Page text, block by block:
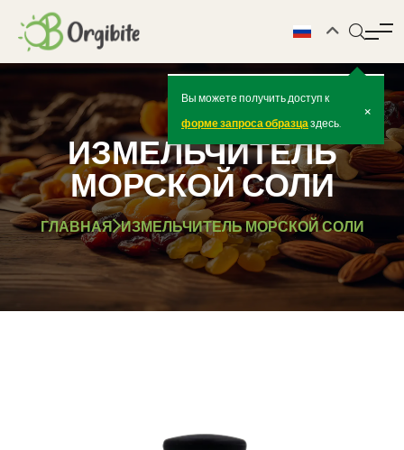
Вы можете получить доступ к
форме запроса образца здесь.
×
ИЗМЕЛЬЧИТЕЛЬ
МОРСКОЙ СОЛИ
ГЛАВНАЯ ИЗМЕЛЬЧИТЕЛЬ МОРСКОЙ СОЛИ